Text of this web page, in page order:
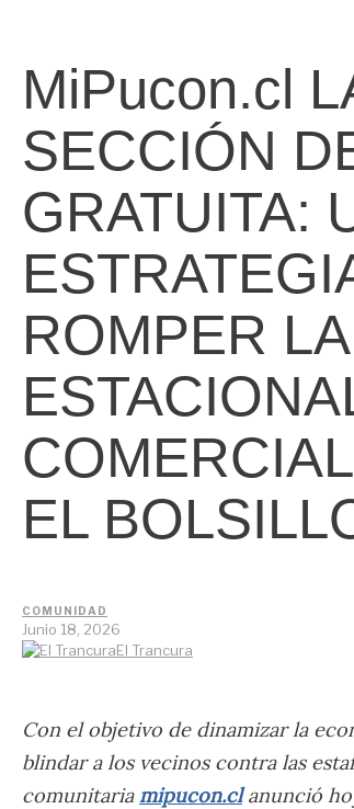
MiPucon.cl
SECCIÓN
GRATUITA:
ROMPER LA
EL
COMUNIDAD
Junio 18, 2026
El Trancura
Con el objetivo de dinamizar la
blindar a los vecinos contra las
comunitariamipucon.clanunció